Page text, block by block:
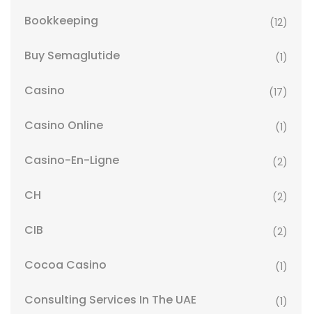
Bookkeeping (12)
Buy Semaglutide (1)
Casino (17)
Casino Online (1)
Casino-En-Ligne (2)
CH (2)
CIB (2)
Cocoa Casino (1)
Consulting Services In The UAE (1)